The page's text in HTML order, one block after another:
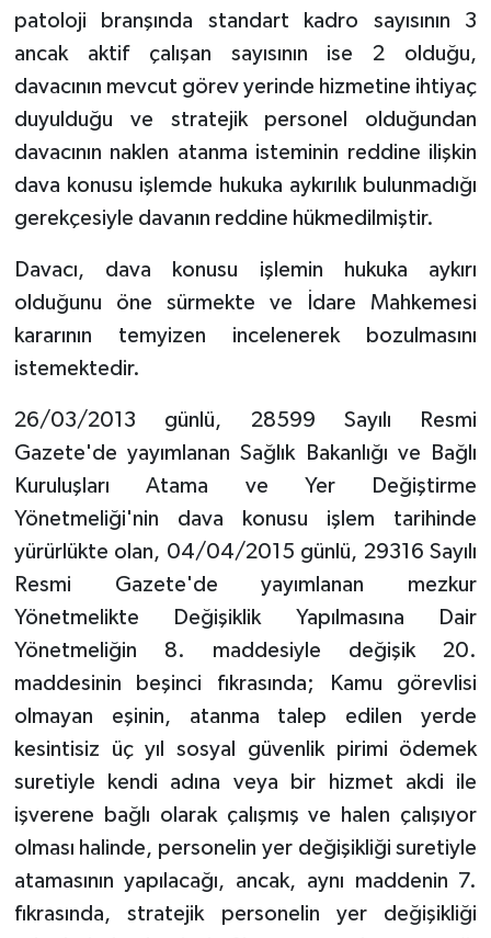
patoloji branşında standart kadro sayısının 3
ancak aktif çalışan sayısının ise 2 olduğu,
davacının mevcut görev yerinde hizmetine ihtiyaç
duyulduğu ve stratejik personel olduğundan
davacının naklen atanma isteminin reddine ilişkin
dava konusu işlemde hukuka aykırılık bulunmadığı
gerekçesiyle davanın reddine hükmedilmiştir.
Davacı, dava konusu işlemin hukuka aykırı
olduğunu öne sürmekte ve İdare Mahkemesi
kararının temyizen incelenerek bozulmasını
istemektedir.
26/03/2013 günlü, 28599 Sayılı Resmi
Gazete'de yayımlanan Sağlık Bakanlığı ve Bağlı
Kuruluşları Atama ve Yer Değiştirme
Yönetmeliği'nin dava konusu işlem tarihinde
yürürlükte olan, 04/04/2015 günlü, 29316 Sayılı
Resmi Gazete'de yayımlanan mezkur
Yönetmelikte Değişiklik Yapılmasına Dair
Yönetmeliğin 8. maddesiyle değişik 20.
maddesinin beşinci fıkrasında; Kamu görevlisi
olmayan eşinin, atanma talep edilen yerde
kesintisiz üç yıl sosyal güvenlik pirimi ödemek
suretiyle kendi adına veya bir hizmet akdi ile
işverene bağlı olarak çalışmış ve halen çalışıyor
olması halinde, personelin yer değişikliği suretiyle
atamasının yapılacağı, ancak, aynı maddenin 7.
fıkrasında, stratejik personelin yer değişikliği